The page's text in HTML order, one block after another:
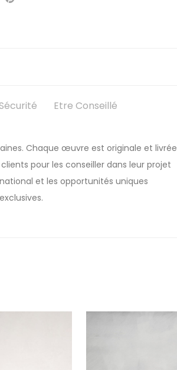
Etre Conseillé
Chaque œuvre est originale et livrée
pour les conseiller dans leur projet
et les opportunités uniques